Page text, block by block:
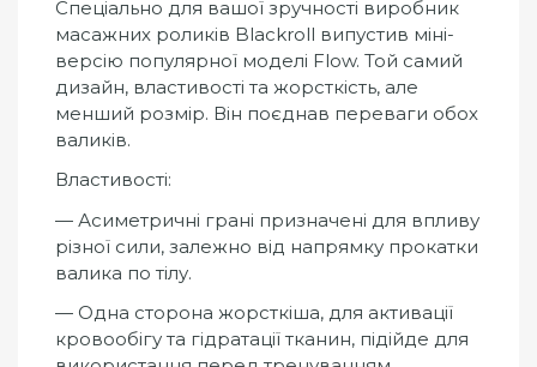
Спеціально для вашої зручності виробник
масажних роликів Blackroll випустив міні-
версію популярної моделі Flow. Той самий
дизайн, властивості та жорсткість, але
менший розмір. Він поєднав переваги обох
валиків.
Властивості:
— Асиметричні грані призначені для впливу
різної сили, залежно від напрямку прокатки
валика по тілу.
— Одна сторона жорсткіша, для активації
кровообігу та гідратації тканин, підійде для